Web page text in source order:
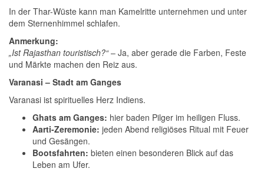
In der Thar-Wüste kann man Kamelritte unternehmen und unter
dem Sternenhimmel schlafen.
Anmerkung:
„Ist Rajasthan touristisch?“– Ja, aber gerade die Farben, Feste
und Märkte machen den Reiz aus.
Varanasi – Stadt am Ganges
Varanasi ist spirituelles Herz Indiens.
Ghats am Ganges: hier baden Pilger im heiligen Fluss.
Aarti-Zeremonie: jeden Abend religiöses Ritual mit Feuer
und Gesängen.
Bootsfahrten: bieten einen besonderen Blick auf das
Leben am Ufer.